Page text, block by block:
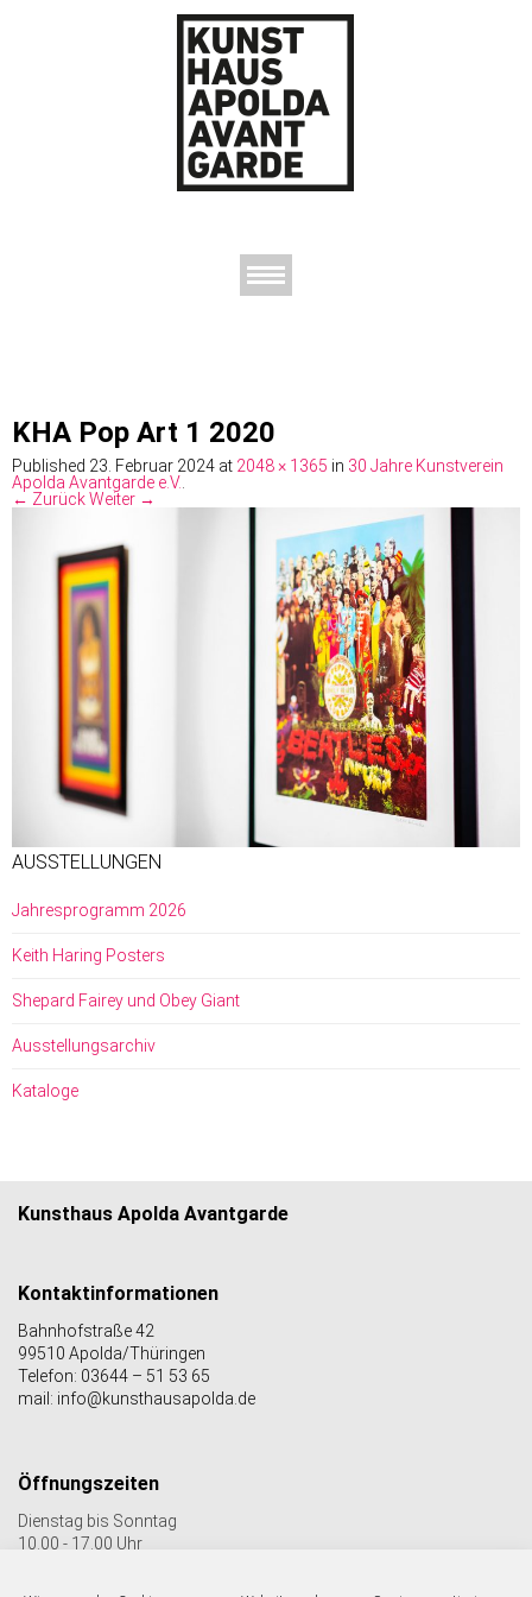
KHA Pop Art 1 2020
Published 23. Februar 2024 at 2048 × 1365 in 30 Jahre Kunstverein
Apolda Avantgarde e.V..
← ZurückWeiter →
AUSSTELLUNGEN
Jahresprogramm 2026
Keith Haring Posters
Shepard Fairey und Obey Giant
Ausstellungsarchiv
Kataloge
Kunsthaus Apolda Avantgarde
Kontaktinformationen
Bahnhofstraße 42
99510 Apolda/Thüringen
Telefon: 03644 – 51 53 65
mail: info@kunsthausapolda.de
Öffnungszeiten
Dienstag bis Sonntag
10.00 - 17.00 Uhr